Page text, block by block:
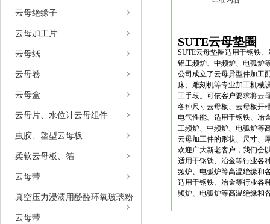
云母绝缘子
云母加工片
云母纸
云母卷
云母盒
云母片、水位计云母组件
虫胶、塑型云母板
柔软云母板、箔
云母带
真空压力浸渍用酚醛环氧玻璃粉
云母带
SUTE云母垫圈
SUTE云母垫圈适用于钢铁
铝工频炉、中频炉、电弧炉
公司成立了云母异型件加工
床、雕刻机等专业加工机械
工手段。可依客户要求将云
各种尺寸云母板、云母板开
电气性能。适用于钢铁、冶
工频炉、中频炉、电弧炉等
云母加工件的形状、尺寸、
欢迎广大新老客户，我们会
适用于钢铁、冶金等行业各
频炉、电弧炉等高温绝缘和
适用于钢铁、冶金等行业各
频炉、电弧炉等高温绝缘和